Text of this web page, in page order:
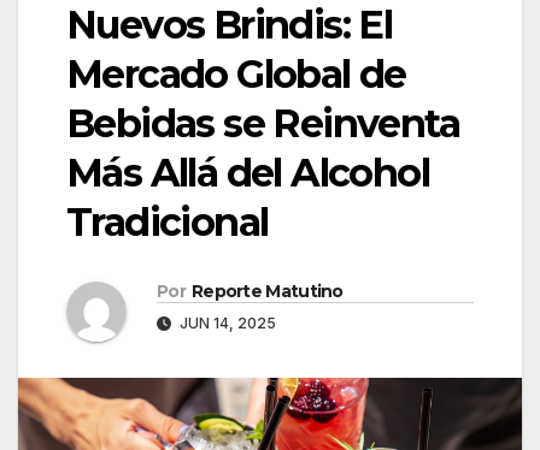
Nuevos Brindis: El
Mercado Global de
Bebidas se Reinventa
Más Allá del Alcohol
Tradicional
Por Reporte Matutino
JUN 14, 2025